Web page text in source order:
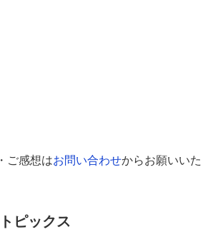
ご感想はお問い合わせからお願いいた
ピックス